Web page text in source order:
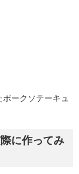
ークソテーキュ
に作ってみ